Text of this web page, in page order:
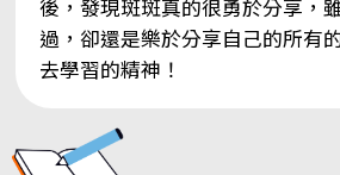
後，發現斑斑真的很勇於分享，
過，卻還是樂於分享自己的所有
去學習的精神！